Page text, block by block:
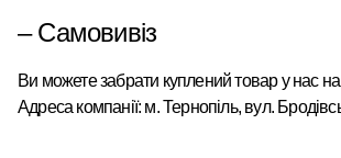
– Самовивіз
Ви можете забрати куплений товар у нас
Адреса компанії: м. Тернопіль, вул.